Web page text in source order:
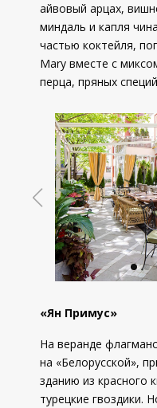
айвовый арцах,
миндаль и капля
частью коктейля,
Mary вместе с
перца, пряных
«Ян Примус»
На веранде
на «Белорусской»,
зданию из красного
турецкие гвоздики.